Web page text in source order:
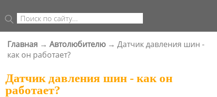
ФОРМА ПОИСКА
Поиск
ВЫ ЗДЕСЬ
Главная → Автолюбителю → Датчик давления шин -
как он работает?
Датчик давления шин - как он
работает?